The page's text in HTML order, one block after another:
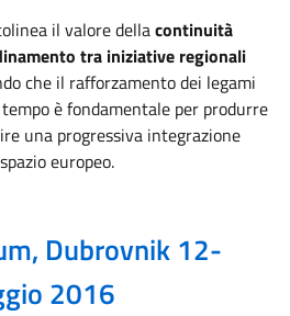
il valore dellacontinuità
tra iniziative regionali
che il rafforzamento dei legami
è fondamentale per produrre
una progressiva integrazione
europeo.
Dubrovnik 12-
2016